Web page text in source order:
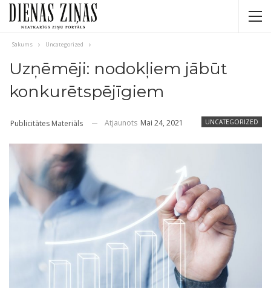
Sākums Uncategorized
Uzņēmēji: nodokļiem jābūt
konkurētspējīgiem
UNCATEGORIZED
Publicitātes Materiāls Atjaunots Mai 24, 2021